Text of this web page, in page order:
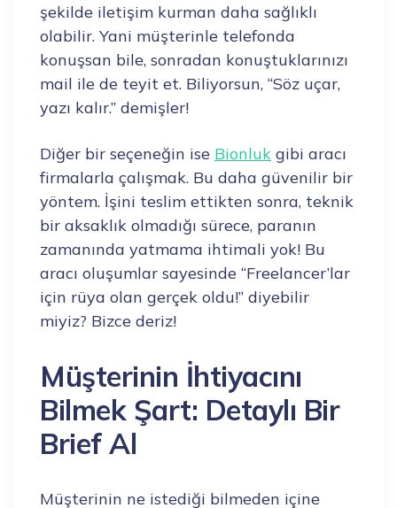
şekilde iletişim kurman daha sağlıklı
olabilir. Yani müşterinle telefonda
konuşsan bile, sonradan konuştuklarınızı
mail ile de teyit et. Biliyorsun, “Söz uçar,
yazı kalır.” demişler!
Diğer bir seçeneğin ise Bionluk gibi aracı
firmalarla çalışmak. Bu daha güvenilir bir
yöntem. İşini teslim ettikten sonra, teknik
bir aksaklık olmadığı sürece, paranın
zamanında yatmama ihtimali yok! Bu
aracı oluşumlar sayesinde “Freelancer’lar
için rüya olan gerçek oldu!” diyebilir
miyiz? Bizce deriz!
Müşterinin İhtiyacını
Bilmek Şart: Detaylı Bir
Brief Al
Müşterinin ne istediği bilmeden içine